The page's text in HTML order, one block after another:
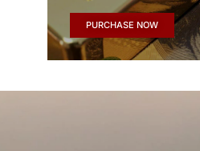
PURCHASE NOW